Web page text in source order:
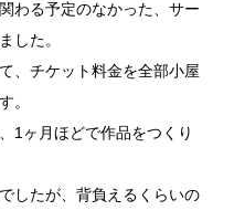
わる予定のなかった、サー
した。
、チケット料金を全部小屋
。
1ヶ月ほどで作品をつくり
したが、背負えるくらいの